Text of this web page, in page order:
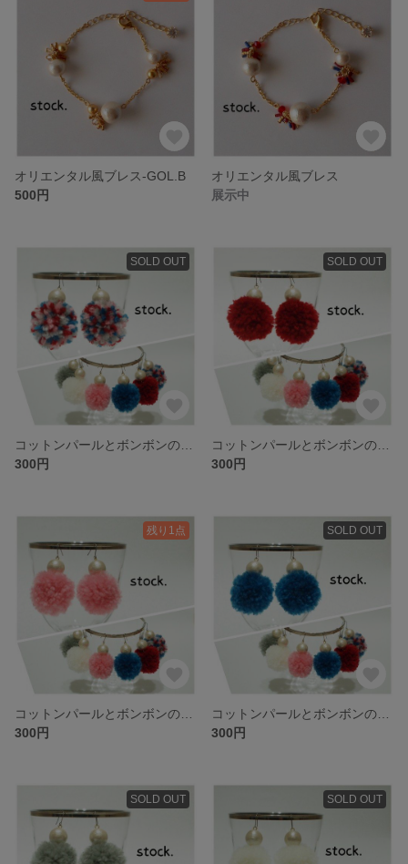
オリエンタル風ブレス-GOL.B
500円
オリエンタル風ブレス
展示中
SOLD OUT
300円
SOLD OUT
300円
残り1点
300円
SOLD OUT
300円
SOLD OUT SOLD OUT